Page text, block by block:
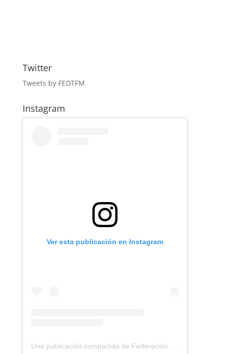
Twitter
Tweets by FEDTFM
Instagram
Ver esta publicación en Instagram
Una publicación compartida de Federación Montañismo Tenerife (@federacion_montanismo_tenerife)